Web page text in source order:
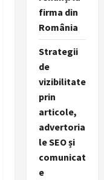
firma din
România
Strategii
de
vizibilitate
prin
articole,
advertoria
le SEO și
comunicat
e